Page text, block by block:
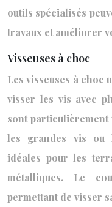
outils spécialisés
travaux et améliorer
Visseuses à choc
Les visseuses à choc
visser les vis avec
sont particulièrement
les grandes vis ou
idéales pour les
métalliques. Le
permettant de visser